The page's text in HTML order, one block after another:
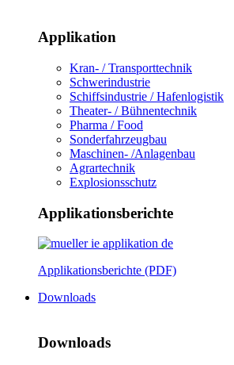
Applikation
Kran- / Transporttechnik
Schwerindustrie
Schiffsindustrie / Hafenlogistik
Theater- / Bühnentechnik
Pharma / Food
Sonderfahrzeugbau
Maschinen- /Anlagenbau
Agrartechnik
Explosionsschutz
Applikationsberichte
Applikationsberichte (PDF)
Downloads
Downloads